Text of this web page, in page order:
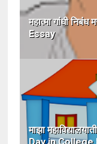
महात्मा गांधी
Essay
माझा